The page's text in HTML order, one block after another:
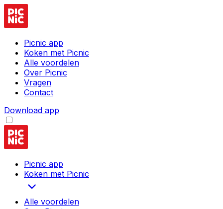
Picnic app
Koken met Picnic
Alle voordelen
Over Picnic
Vragen
Contact
Download app
Picnic app
Koken met Picnic
Alle voordelen